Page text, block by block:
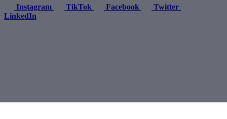
Instagram
TikTok Facebook
Twitter
LinkedIn